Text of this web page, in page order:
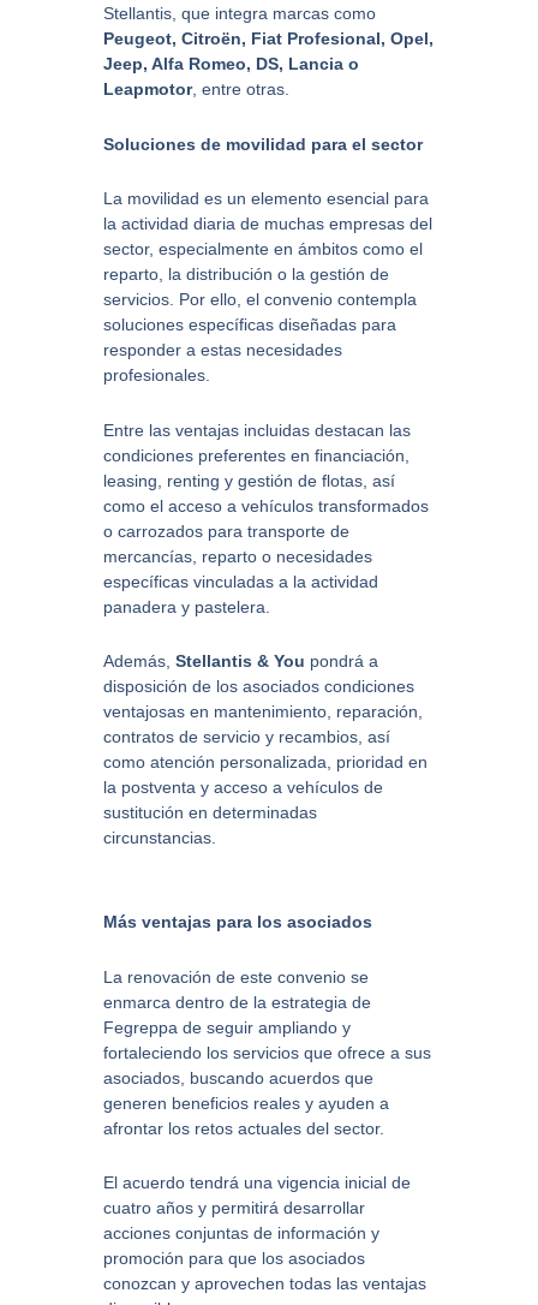
Stellantis, que integra marcas como
Peugeot, Citroën, Fiat Profesional, Opel,
Jeep, Alfa Romeo, DS, Lancia o
Leapmotor, entre otras.
Soluciones de movilidad para el sector
La movilidad es un elemento esencial para
la actividad diaria de muchas empresas del
sector, especialmente en ámbitos como el
reparto, la distribución o la gestión de
servicios. Por ello, el convenio contempla
soluciones específicas diseñadas para
responder a estas necesidades
profesionales.
Entre las ventajas incluidas destacan las
condiciones preferentes en financiación,
leasing, renting y gestión de flotas, así
como el acceso a vehículos transformados
o carrozados para transporte de
mercancías, reparto o necesidades
específicas vinculadas a la actividad
panadera y pastelera.
Además,Stellantis & You pondrá a
disposición de los asociados condiciones
ventajosas en mantenimiento, reparación,
contratos de servicio y recambios, así
como atención personalizada, prioridad en
la postventa y acceso a vehículos de
sustitución en determinadas
circunstancias.
Más ventajas para los asociados
La renovación de este convenio se
enmarca dentro de la estrategia de
Fegreppa de seguir ampliando y
fortaleciendo los servicios que ofrece a sus
asociados, buscando acuerdos que
generen beneficios reales y ayuden a
afrontar los retos actuales del sector.
El acuerdo tendrá una vigencia inicial de
cuatro años y permitirá desarrollar
acciones conjuntas de información y
promoción para que los asociados
conozcan y aprovechen todas las ventajas